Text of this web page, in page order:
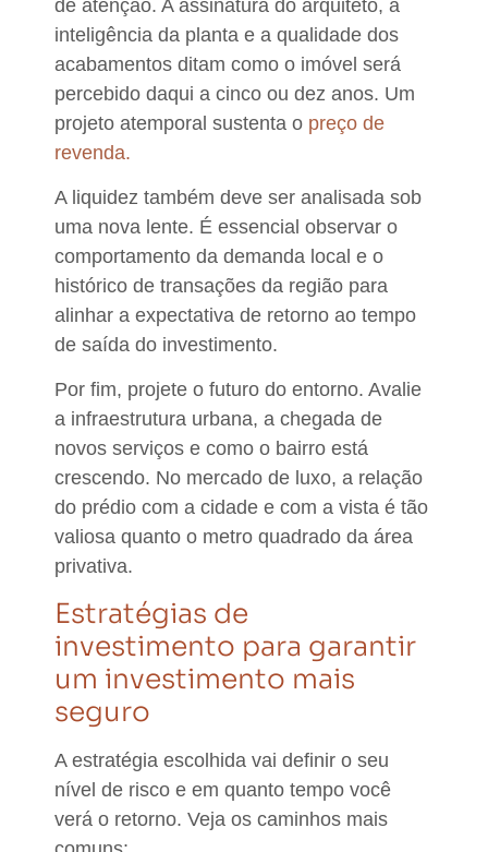
de atenção. A assinatura do arquiteto, a
inteligência da planta e a qualidade dos
acabamentos ditam como o imóvel será
percebido daqui a cinco ou dez anos. Um
projeto atemporal sustenta o preço de
revenda.
A liquidez também deve ser analisada sob
uma nova lente. É essencial observar o
comportamento da demanda local e o
histórico de transações da região para
alinhar a expectativa de retorno ao tempo
de saída do investimento.
Por fim, projete o futuro do entorno. Avalie
a infraestrutura urbana, a chegada de
novos serviços e como o bairro está
crescendo. No mercado de luxo, a relação
do prédio com a cidade e com a vista é tão
valiosa quanto o metro quadrado da área
privativa.
Estratégias de
investimento para garantir
um investimento mais
seguro
A estratégia escolhida vai definir o seu
nível de risco e em quanto tempo você
verá o retorno. Veja os caminhos mais